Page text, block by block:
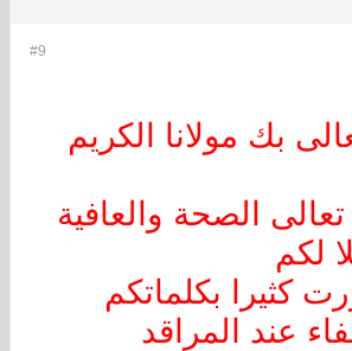
#9
بك مولانا الكريم
الصحة والعافية
لكم
كثيرا بكلماتكم
عند المراقد